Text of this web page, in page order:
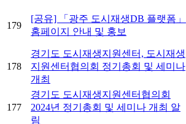
179
[공유] 「광주 도시재생DB 플랫폼」
홈페이지 안내 및 홍보
178
경기도 도시재생지원센터, 도시재생
지원센터협의회 정기총회 및 세미나
개최
177
경기도 도시재생지원센터협의회
2024년 정기총회 및 세미나 개최 알
림